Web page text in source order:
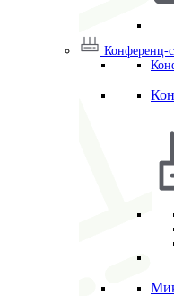
Конференц-